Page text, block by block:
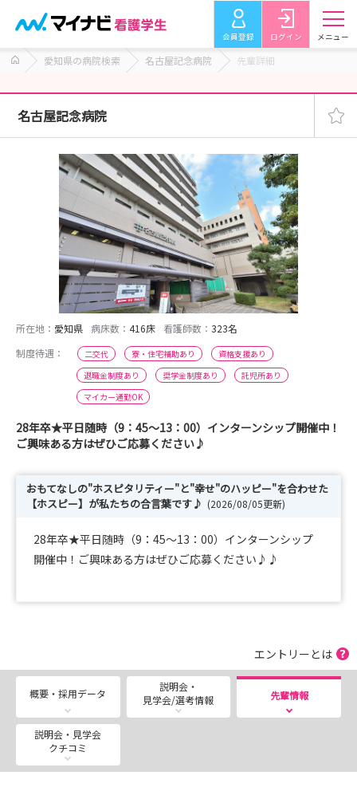
会員登録 ログイン メニュー
愛知県の病院検索 名古屋記念病院 先輩詳細
名古屋記念病院
所在地： 愛知県 病床数： 416床 看護師数： 323名
制度待遇：
二交代 寮・住宅補助あり
資格支援あり
退職金制度あり
奨学金制度あり
託児所あり
マイカー通勤OK
28年卒★平日随時（9：45～13：00）インターンシップ開催中！
ご興味ある方はぜひご応募ください♪
おもてなしの"ホスピタリティー"と"幸せ"のハッピー"を合わせた
【ホスピー】が私たちの合言葉です♪ (2026/08/05更新)
28年卒★平日随時（9：45～13：00）インターンシップ
開催中！ご興味ある方はぜひご応募ください♪♪
エントリーとは
概要・採用データ
説明会・
見学会/選考情報
先輩情報
説明会・見学会
クチコミ